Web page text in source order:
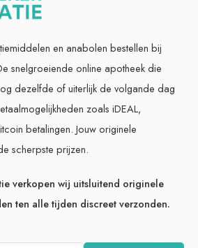
en anabolen bestellen bij
snelgroeiende online apotheek die
dezelfde of uiterlijk de volgande dag
zoals iDEAL,
betalingen. Jouw originele
scherpste prijzen.
verkopen wij uitsluitend originele
ten alle tijden discreet verzonden.